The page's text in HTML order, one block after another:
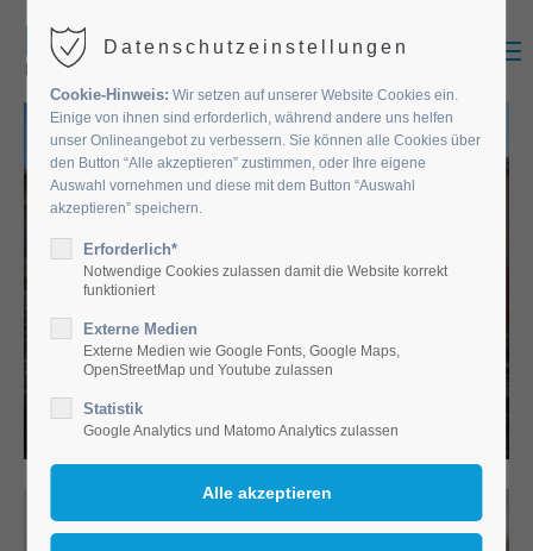
MENU
EINRICHTUNGEN
Datenschutzeinstellungen
Cookie-Hinweis: Wir setzen auf unserer Website Cookies ein.
Einige von ihnen sind erforderlich, während andere uns helfen
unser Onlineangebot zu verbessern. Sie können alle Cookies über
den Button “Alle akzeptieren” zustimmen, oder Ihre eigene
Auswahl vornehmen und diese mit dem Button “Auswahl
akzeptieren” speichern.
Erforderlich*
Notwendige Cookies zulassen damit die Website korrekt
funktioniert
Externe Medien
Externe Medien wie Google Fonts, Google Maps,
OpenStreetMap und Youtube zulassen
Statistik
Google Analytics und Matomo Analytics zulassen